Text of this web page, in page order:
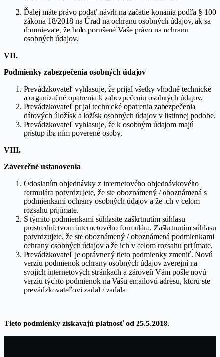
Ďalej máte právo podať návrh na začatie konania podľa § 100
zákona 18/2018 na Úrad na ochranu osobných údajov, ak sa
domnievate, že bolo porušené Vaše právo na ochranu
osobných údajov.
VII.
Podmienky zabezpečenia osobných údajov
Prevádzkovateľ vyhlasuje, že prijal všetky vhodné technické
a organizačné opatrenia k zabezpečeniu osobných údajov.
Prevádzkovateľ prijal technické opatrenia zabezpečenia
dátových úložísk a ložísk osobných údajov v listinnej podobe.
Prevádzkovateľ vyhlasuje, že k osobným údajom majú
prístup iba ním poverené osoby.
VIII.
Záverečné ustanovenia
Odoslaním objednávky z internetového objednávkového
formulára potvrdzujete, že ste oboznámený / oboznámená s
podmienkami ochrany osobných údajov a že ich v celom
rozsahu prijímate.
S týmito podmienkami súhlasíte zaškrtnutím súhlasu
prostredníctvom internetového formulára. Zaškrtnutím súhlasu
potvrdzujete, že ste oboznámený / oboznámená podmienkami
ochrany osobných údajov a že ich v celom rozsahu prijímate.
Prevádzkovateľ je oprávnený tieto podmienky zmeniť. Novú
verziu podmienok ochrany osobných údajov zverejní na
svojich internetových stránkach a zároveň Vám pošle novú
verziu týchto podmienok na Vašu emailovú adresu, ktorú ste
prevádzkovateľovi zadal / zadala.
Tieto podmienky získavajú platnosť od 25.5.2018.